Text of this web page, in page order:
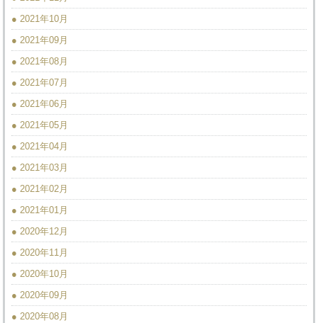
● 2021年10月
● 2021年09月
● 2021年08月
● 2021年07月
● 2021年06月
● 2021年05月
● 2021年04月
● 2021年03月
● 2021年02月
● 2021年01月
● 2020年12月
● 2020年11月
● 2020年10月
● 2020年09月
● 2020年08月